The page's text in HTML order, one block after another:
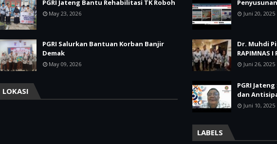
PGRI Jateng Bantu Rehabilitasi TK Roboh
May 23, 2026
PGRI Salurkan Bantuan Korban Banjir
Demak
May 09, 2026
LOKASI
Juni 20, 2025
Dr. Muhdi
RAPIMNAS I
Juni 26, 2025
PGRI
dan
Juni 10, 2025
LABELS